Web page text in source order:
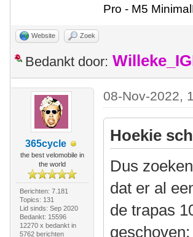
Pro - M5
Website Zoek
Bedankt door:
365cycle
the best velomobile in
the world
Berichten: 7.181
Topics: 131
Lid sinds: Sep 2020
Bedankt: 15596
12270 x bedankt in
5762 berichten
08-Nov-2022,
Hoekie
Dus
dat er al
de trapas